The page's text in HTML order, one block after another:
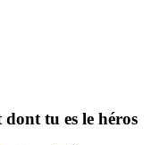
tu es le héros